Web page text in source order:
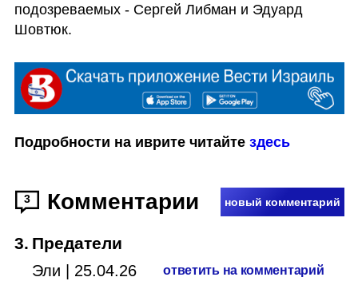
подозреваемых - Сергей Либман и Эдуард
Шовтюк.
Подробности на иврите читайте здесь
3 Комментарии новый комментарий
3. Предатели
Эли 25.04.26 ответить на комментарий